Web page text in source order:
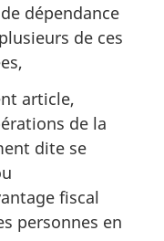
dépendance
de ces
article,
de la
dite se
fiscal
personnes en